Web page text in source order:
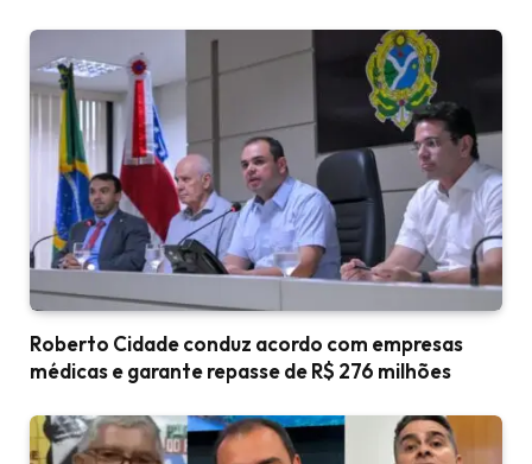
Roberto Cidade conduz acordo com empresas
médicas e garante repasse de R$ 276 milhões